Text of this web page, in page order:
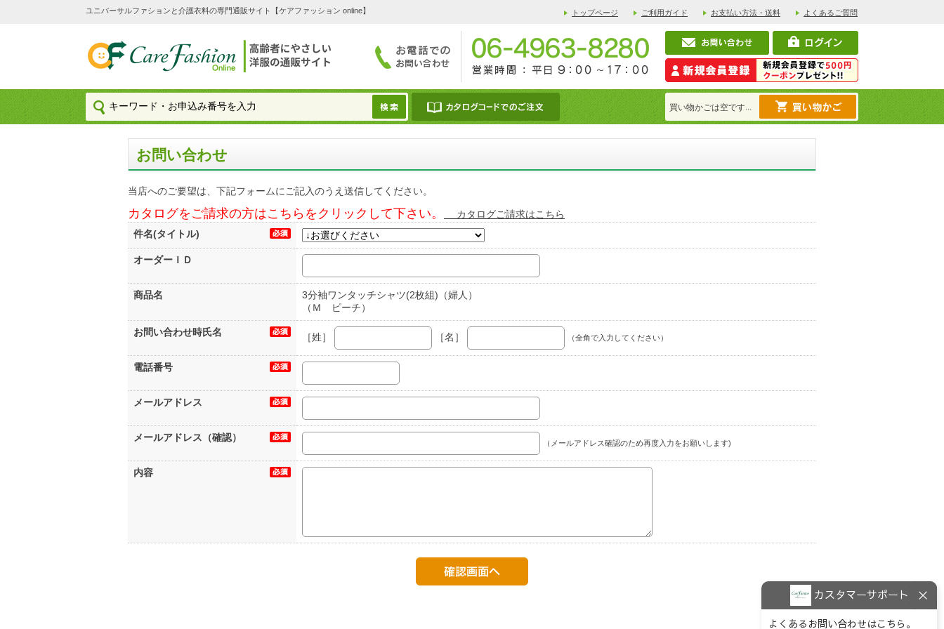
ユニバーサルファションと介護衣料の専門通販サイト【ケアファッション online】 トップページ ご利用ガイド お支払い方法・送料 よくあるご質問
買い物かごは空です...
お問い合わせ
当店へのご要望は、下記フォームにご記入のうえ送信してください。
カタログをご請求の方はこちらをクリックして下さい。
カタログご請求はこちら
件名(タイトル)
オーダーＩＤ
商品名
3分袖ワンタッチシャツ(2枚組)（婦人）
（Ｍ ピーチ）
お問い合わせ時氏名 ［姓］ ［名］ （全角で入力してください）
電話番号
メールアドレス
メールアドレス（確認）
（メールアドレス確認のため再度入力をお願いします)
内容
カスタマーサポート
よくあるお問い合わせはこちら。